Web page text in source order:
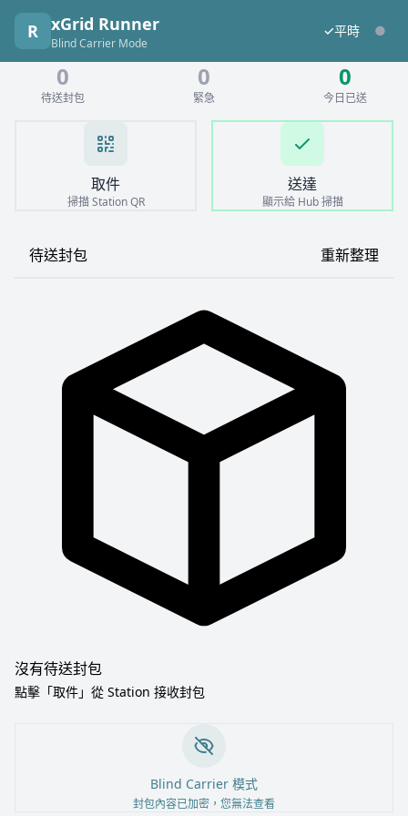
使用者
R xGrid Runner
Blind Carrier Mode
✓平時 ●
0
待送封包
0
緊急
0
今日已送
取件
掃描 Station QR
送達
顯示給 Hub 掃描
待送封包 重新整理
沒有待送封包
點擊「取件」從 Station 接收封包
Blind Carrier 模式
封包內容已加密，您無法查看